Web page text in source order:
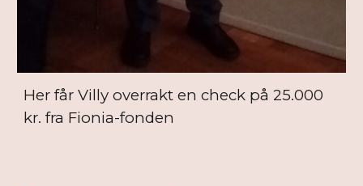
Her får Villy overrakt en check på 25.000
kr. fra Fionia-fonden